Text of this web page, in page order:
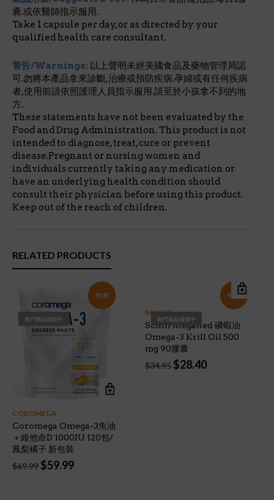
囊.或依醫師指示服用.
Take 1 capsule per day, or as directed by your
qualified health care consultant.
警告/Warnings: 以上聲明未經美國食品及藥物管理局認
可.勿將本產品拿來診斷,治療或預防疾病.孕婦或有任何疾病
者,使用前請依照護理人員指示服用.請至於小孩拿不到的地
方.
These statements have not been evaluated by the
Food and Drug Administration. This product is not
intended to diagnose, treat, cure or prevent
disease.Pregnant or nursing women and
individuals currently taking any medication or
have an underlying health condition should
consult their physician before using this product.
Keep out of the reach of children.
RELATED PRODUCTS
特價!
熱門商品補貨中
COROMEGA
Coromega Omega-3魚油
＋維他命D 1000IU 120包/
鳳梨橘子 新包裝
$69.99 Original
$59.99Current
特價!
熱門商品補貨中
SCHIFF
Schiff MegaRed 磷蝦油
Omega-3 Krill Oil 500
mg 90膠囊
$34.95 Original
$28.40Current